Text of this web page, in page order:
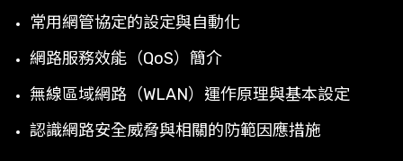
常用網管協定的設定與自動化
網路服務效能（QoS）簡介
無線區域網路（WLAN）運作原理與基本設定
認識網路安全威脅與相關的防範因應措施